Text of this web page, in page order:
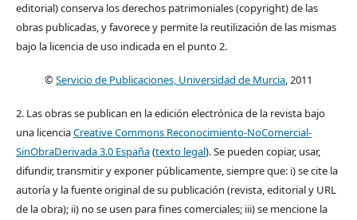
editorial) conserva los derechos patrimoniales (copyright) de las
obras publicadas, y favorece y permite la reutilización de las mismas
bajo la licencia de uso indicada en el punto 2.
©Servicio de Publicaciones, Universidad de Murcia, 2011
2. Las obras se publican en la edición electrónica de la revista bajo
una licenciaCreative Commons Reconocimiento-NoComercial-
SinObraDerivada 3.0 España(texto legal). Se pueden copiar, usar,
difundir, transmitir y exponer públicamente, siempre que: i) se cite la
autoría y la fuente original de su publicación (revista, editorial y URL
de la obra); ii) no se usen para fines comerciales; iii) se mencione la